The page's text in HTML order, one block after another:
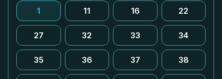
1 11 16 22
27 32 33 34
35 36 37 38